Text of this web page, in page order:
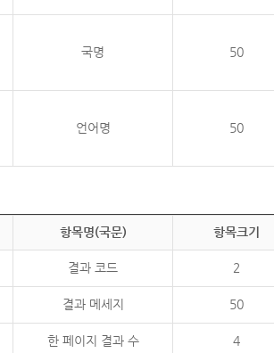
국명 50
언어명 50
항목명(국문) 항목크기
결과 코드 2
결과 메세지 50
한 페이지 결과 수 4